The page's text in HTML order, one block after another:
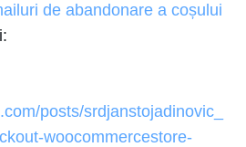
de abandonare a coșului
posts/srdjanstojadinovic_
woocommercestore-